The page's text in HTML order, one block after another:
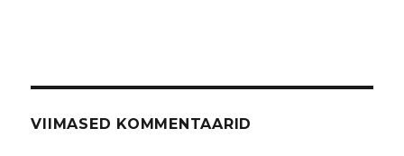
VIIMASED KOMMENTAARID